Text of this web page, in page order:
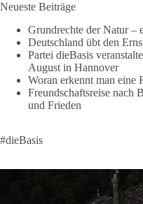
Menschen mitbekommen,
lohnt, dieBasis zu wählen.
Mehr Infos:https://diebasis-
#dieBasis #Landtagswahl
#DeineStimmezählt
58
DieBasis
Neueste Beiträge
Grundrechte der Natur –
Deutschland übt den
Partei dieBasis
August in Hannover
Woran erkennt man eine
Freundschaftsreise nach
und Frieden
#dieBasis